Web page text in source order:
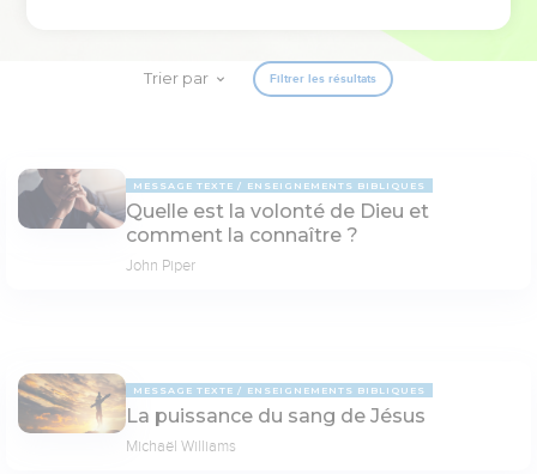
Trier par Filtrer les résultats
MESSAGE TEXTE ENSEIGNEMENTS BIBLIQUES
Quelle est la volonté de Dieu et
comment la connaître ?
John Piper
MESSAGE TEXTE ENSEIGNEMENTS BIBLIQUES
La puissance du sang de Jésus
Michaël Williams